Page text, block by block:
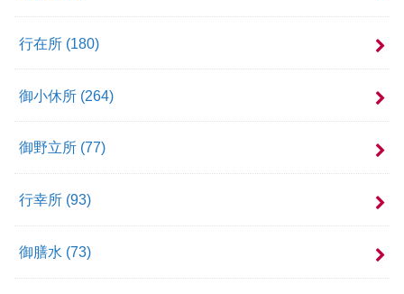
行在所 (180)
御小休所 (264)
御野立所 (77)
行幸所 (93)
御膳水 (73)